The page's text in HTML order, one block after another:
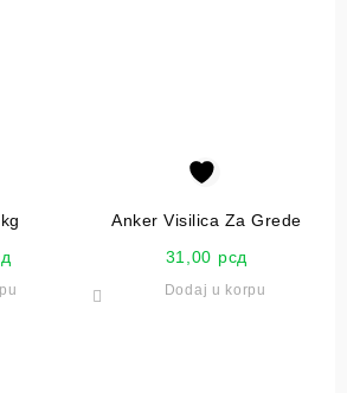
Anker Visilica Za Grede
31,00 рсд
Dodaj u korpu